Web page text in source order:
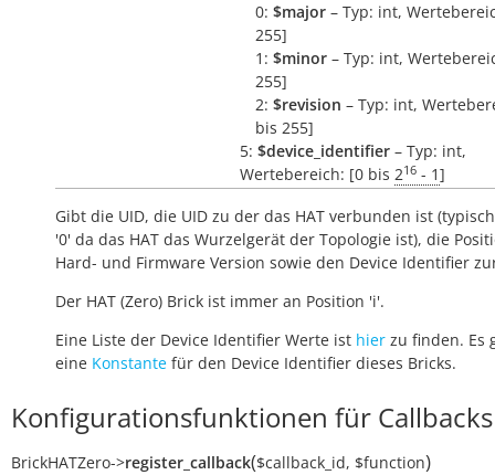
0: $major – Typ: int,
255]
1: $minor – Typ: int,
255]
2: $revision – Typ: int,
bis 255]
5: $device_identifier – Typ: int,
Wertebereich: [0 bis 216 - 1]
Gibt die UID, die UID zu der das HAT verbunden ist
'0' da das HAT das Wurzelgerät der Topologie ist), die
Hard- und Firmware Version sowie den Device Identifier
Der HAT (Zero) Brick ist immer an Position 'i'.
Eine Liste der Device Identifier Werte ist hier zu finden. Es
eine Konstante für den Device Identifier dieses Bricks.
Konfigurationsfunktionen für Callbacks
BrickHATZero->register_callback($callback_id, $function)